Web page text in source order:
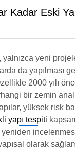
Kadar Eski
, yalnızca yeni
da yapılması
2000 yılı
bir zemin
yüksek risk
yapı tespiti
olarak